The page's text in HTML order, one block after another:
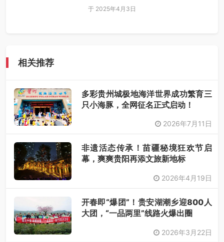
于 2025年4月3日
相关推荐
多彩贵州城极地海洋世界成功繁育三
只小海豚，全网征名正式启动！
2026年7月11日
非遗活态传承！苗疆秘境狂欢节启
幕，爽爽贵阳再添文旅新地标
2026年4月19日
开春即“爆团”！贵安湖潮乡迎800人
大团，“一品两里”线路火爆出圈
2026年3月22日